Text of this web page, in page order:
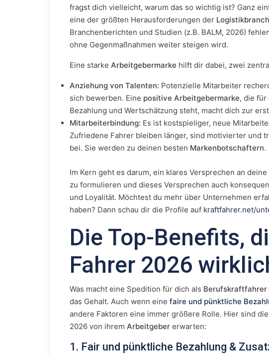
fragst dich vielleicht, warum das so wichtig ist? Ganz
eine der größten Herausforderungen der
Branchenberichten und Studien (z.B. BALM, 2026)
ohne Gegenmaßnahmen weiter steigen wird.
Eine starke Arbeitgebermarke hilft dir dabei, zwei
Anziehung von Talenten: Potenzielle Mitarbeiter
sich bewerben. Eine positive Arbeitgebermarke, die für
Bezahlung und Wertschätzung steht, macht dich zur
Mitarbeiterbindung: Es ist kostspieliger, neue
Zufriedene Fahrer bleiben länger, sind motivierter und
bei. Sie werden zu deinen besten Markenbotschaftern.
Im Kern geht es darum, ein klares Versprechen an
zu formulieren und dieses Versprechen auch
und Loyalität. Möchtest du mehr über Unternehmen
haben? Dann schau dir die Profile auf kraftfahrer.net/
Die Top-Benefits,
Fahrer 2026
Was macht eine Spedition für dich als Berufskraftfahrer
das Gehalt. Auch wenn eine faire und pünktliche
andere Faktoren eine immer größere Rolle. Hier sind
2026 von ihrem Arbeitgeber erwarten:
1. Fair und pünktliche Bezahlung &